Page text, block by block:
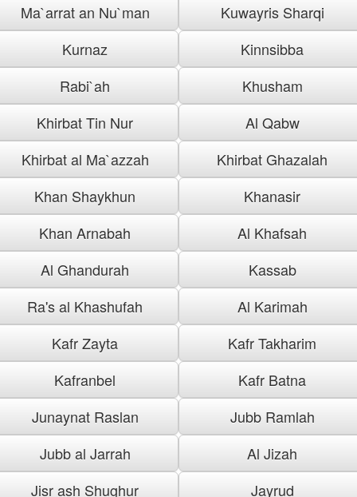
Ma`arrat an Nu`man
Kuwayris Sharqi
Kurnaz
Kinnsibba
Rabi`ah
Khusham
Khirbat Tin Nur
Al Qabw
Khirbat al Ma`azzah
Khirbat Ghazalah
Khan Shaykhun
Khanasir
Khan Arnabah
Al Khafsah
Al Ghandurah
Kassab
Ra's al Khashufah
Al Karimah
Kafr Zayta
Kafr Takharim
Kafranbel
Kafr Batna
Junaynat Raslan
Jubb Ramlah
Jubb al Jarrah
Al Jizah
Jisr ash Shughur
Jayrud